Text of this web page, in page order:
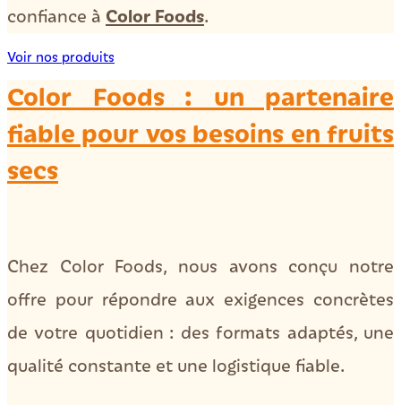
confiance à Color Foods.
Voir nos produits
Color Foods : un partenaire
fiable pour vos besoins en fruits
secs
Chez Color Foods, nous avons conçu notre
offre pour répondre aux exigences concrètes
de votre quotidien : des formats adaptés, une
qualité constante et une logistique fiable.